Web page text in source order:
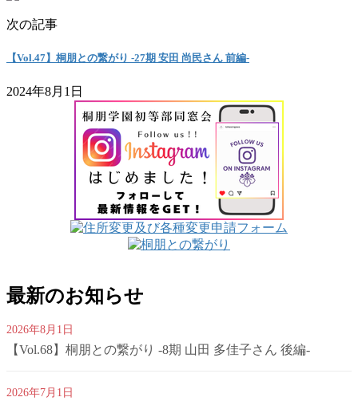
次の記事
【Vol.47】桐朋との繋がり -27期 安田 尚民さん 前編-
2024年8月1日
最新のお知らせ
2026年8月1日
【Vol.68】桐朋との繋がり -8期 山田 多佳子さん 後編-
2026年7月1日